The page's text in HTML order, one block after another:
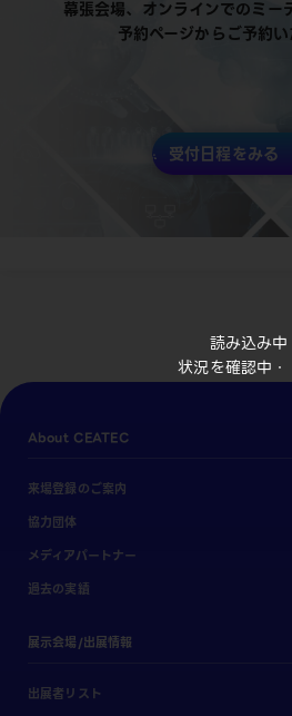
読み込み中
状況を確認中・
幕張会場、オンラインでのミー
予約ページからご予約い
受付日程をみる
About CEATEC
来場登録のご案内
協力団体
メディアパートナー
過去の実績
展示会場/出展情報
出展者リスト